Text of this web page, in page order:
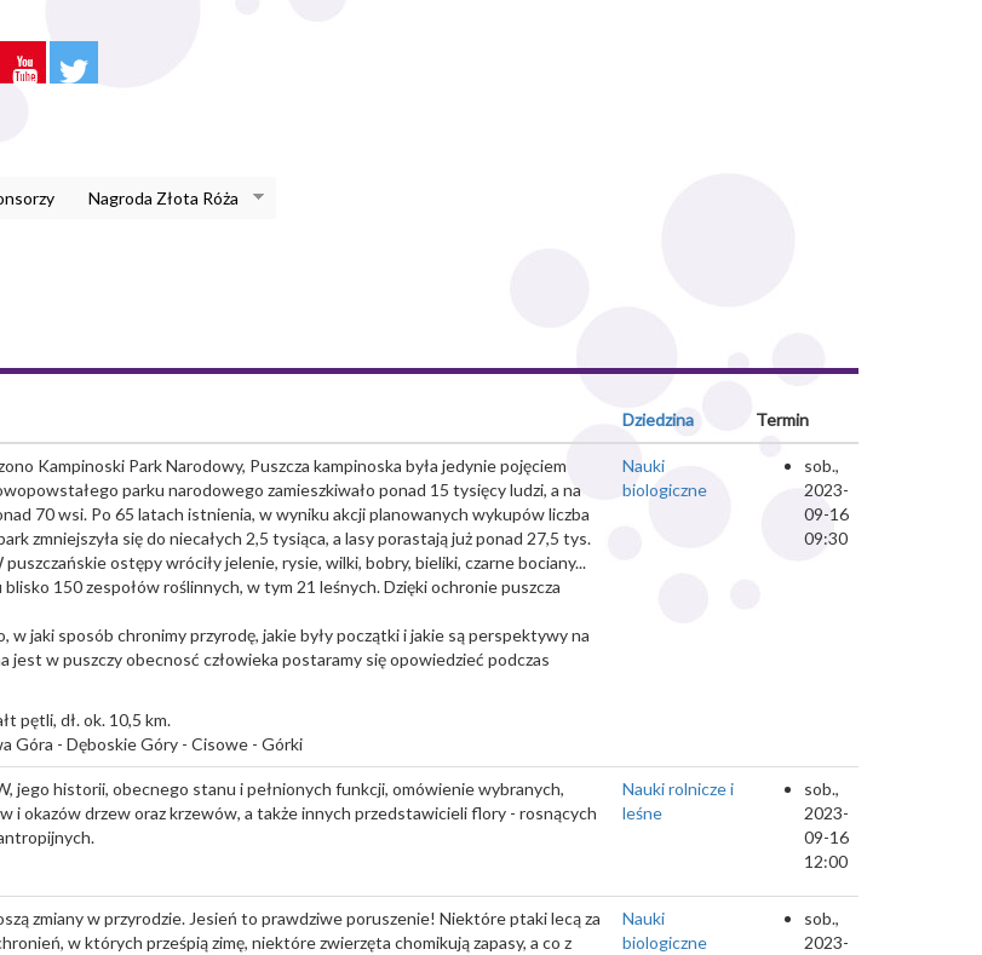
Nagroda Złota Róża
Dziedzina Termin
Kampinoski Park Narodowy, Puszcza kampinoska była jedynie pojęciem
parku narodowego zamieszkiwało ponad 15 tysięcy ludzi, a na
70 wsi. Po 65 latach istnienia, w wyniku akcji planowanych wykupów liczba
zmniejszyła się do niecałych 2,5 tysiąca, a lasy porastają już ponad 27,5 tys.
ostępy wróciły jelenie, rysie, wilki, bobry, bieliki, czarne bociany...
150 zespołów roślinnych, w tym 21 leśnych. Dzięki ochronie puszcza
w jaki sposób chronimy przyrodę, jakie były początki i jakie są perspektywy na
jest w puszczy obecnosć człowieka postaramy się opowiedzieć podczas
pętli, dł. ok. 10,5 km.
Góra - Dęboskie Góry - Cisowe - Górki
Nauki
biologiczne
sob.,
2023-
09-16
09:30
jego historii, obecnego stanu i pełnionych funkcji, omówienie wybranych,
i okazów drzew oraz krzewów, a także innych przedstawicieli flory - rosnących
Nauki rolnicze i
leśne
sob.,
2023-
09-16
12:00
zmiany w przyrodzie. Jesień to prawdziwe poruszenie! Niektóre ptaki lecą za
w których prześpią zimę, niektóre zwierzęta chomikują zapasy, a co z
Nauki
biologiczne
sob.,
2023-